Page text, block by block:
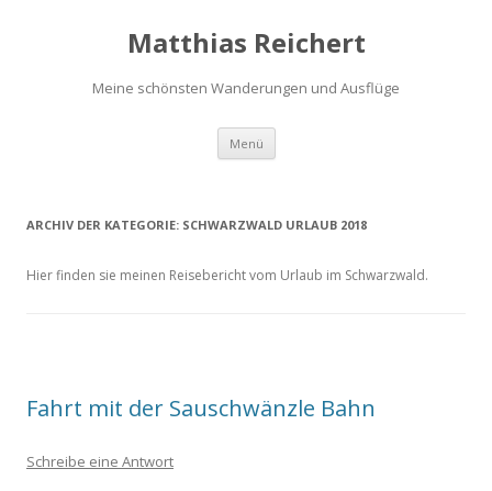
Matthias Reichert
Meine schönsten Wanderungen und Ausflüge
Menü Zum
springen
ARCHIV DER KATEGORIE: SCHWARZWALD URLAUB 2018
Hier finden sie meinen Reisebericht vom Urlaub im Schwarzwald.
Fahrt mit der Sauschwänzle Bahn
Schreibe eine Antwort